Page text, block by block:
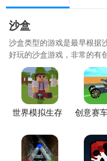
沙盒
沙盒类型的游戏是最早根据
好玩的沙盒游戏，非常的有
世界模拟生存 创意赛